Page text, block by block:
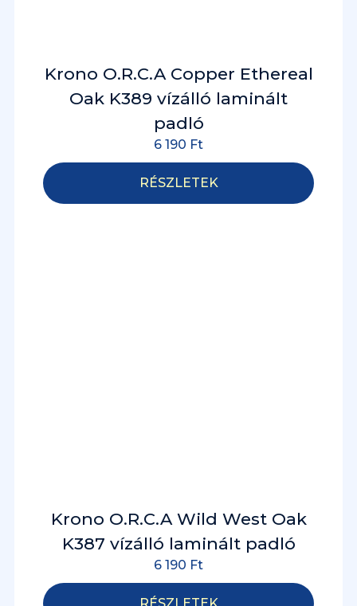
Krono O.R.C.A Copper Ethereal
Oak K389 vízálló laminált
padló
6 190 Ft
RÉSZLETEK
Krono O.R.C.A Wild West Oak
K387 vízálló laminált padló
6 190 Ft